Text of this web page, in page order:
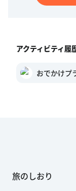
アクティビティ履
おでかけプ
旅のしおり